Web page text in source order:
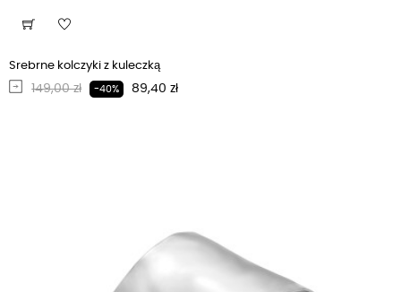
Srebrne kolczyki z kuleczką
Regularna cena
149,00 zł -40% Cena
89,40 zł